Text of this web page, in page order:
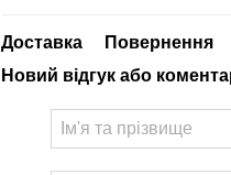
Доставка
Повернення
Новий відгук або